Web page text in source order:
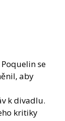
se
aby
k divadlu.
kritiky